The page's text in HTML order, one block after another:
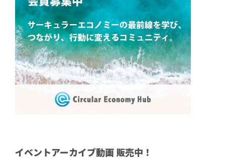
イベントアーカイブ動画 販売中！